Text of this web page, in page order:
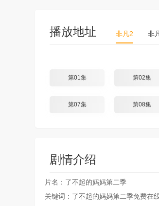
播放地址 非凡2 非
第01集 第02集
第07集 第08集
剧情介绍
片名：了不起的妈妈第二季
关键词：了不起的妈妈第二季免费在